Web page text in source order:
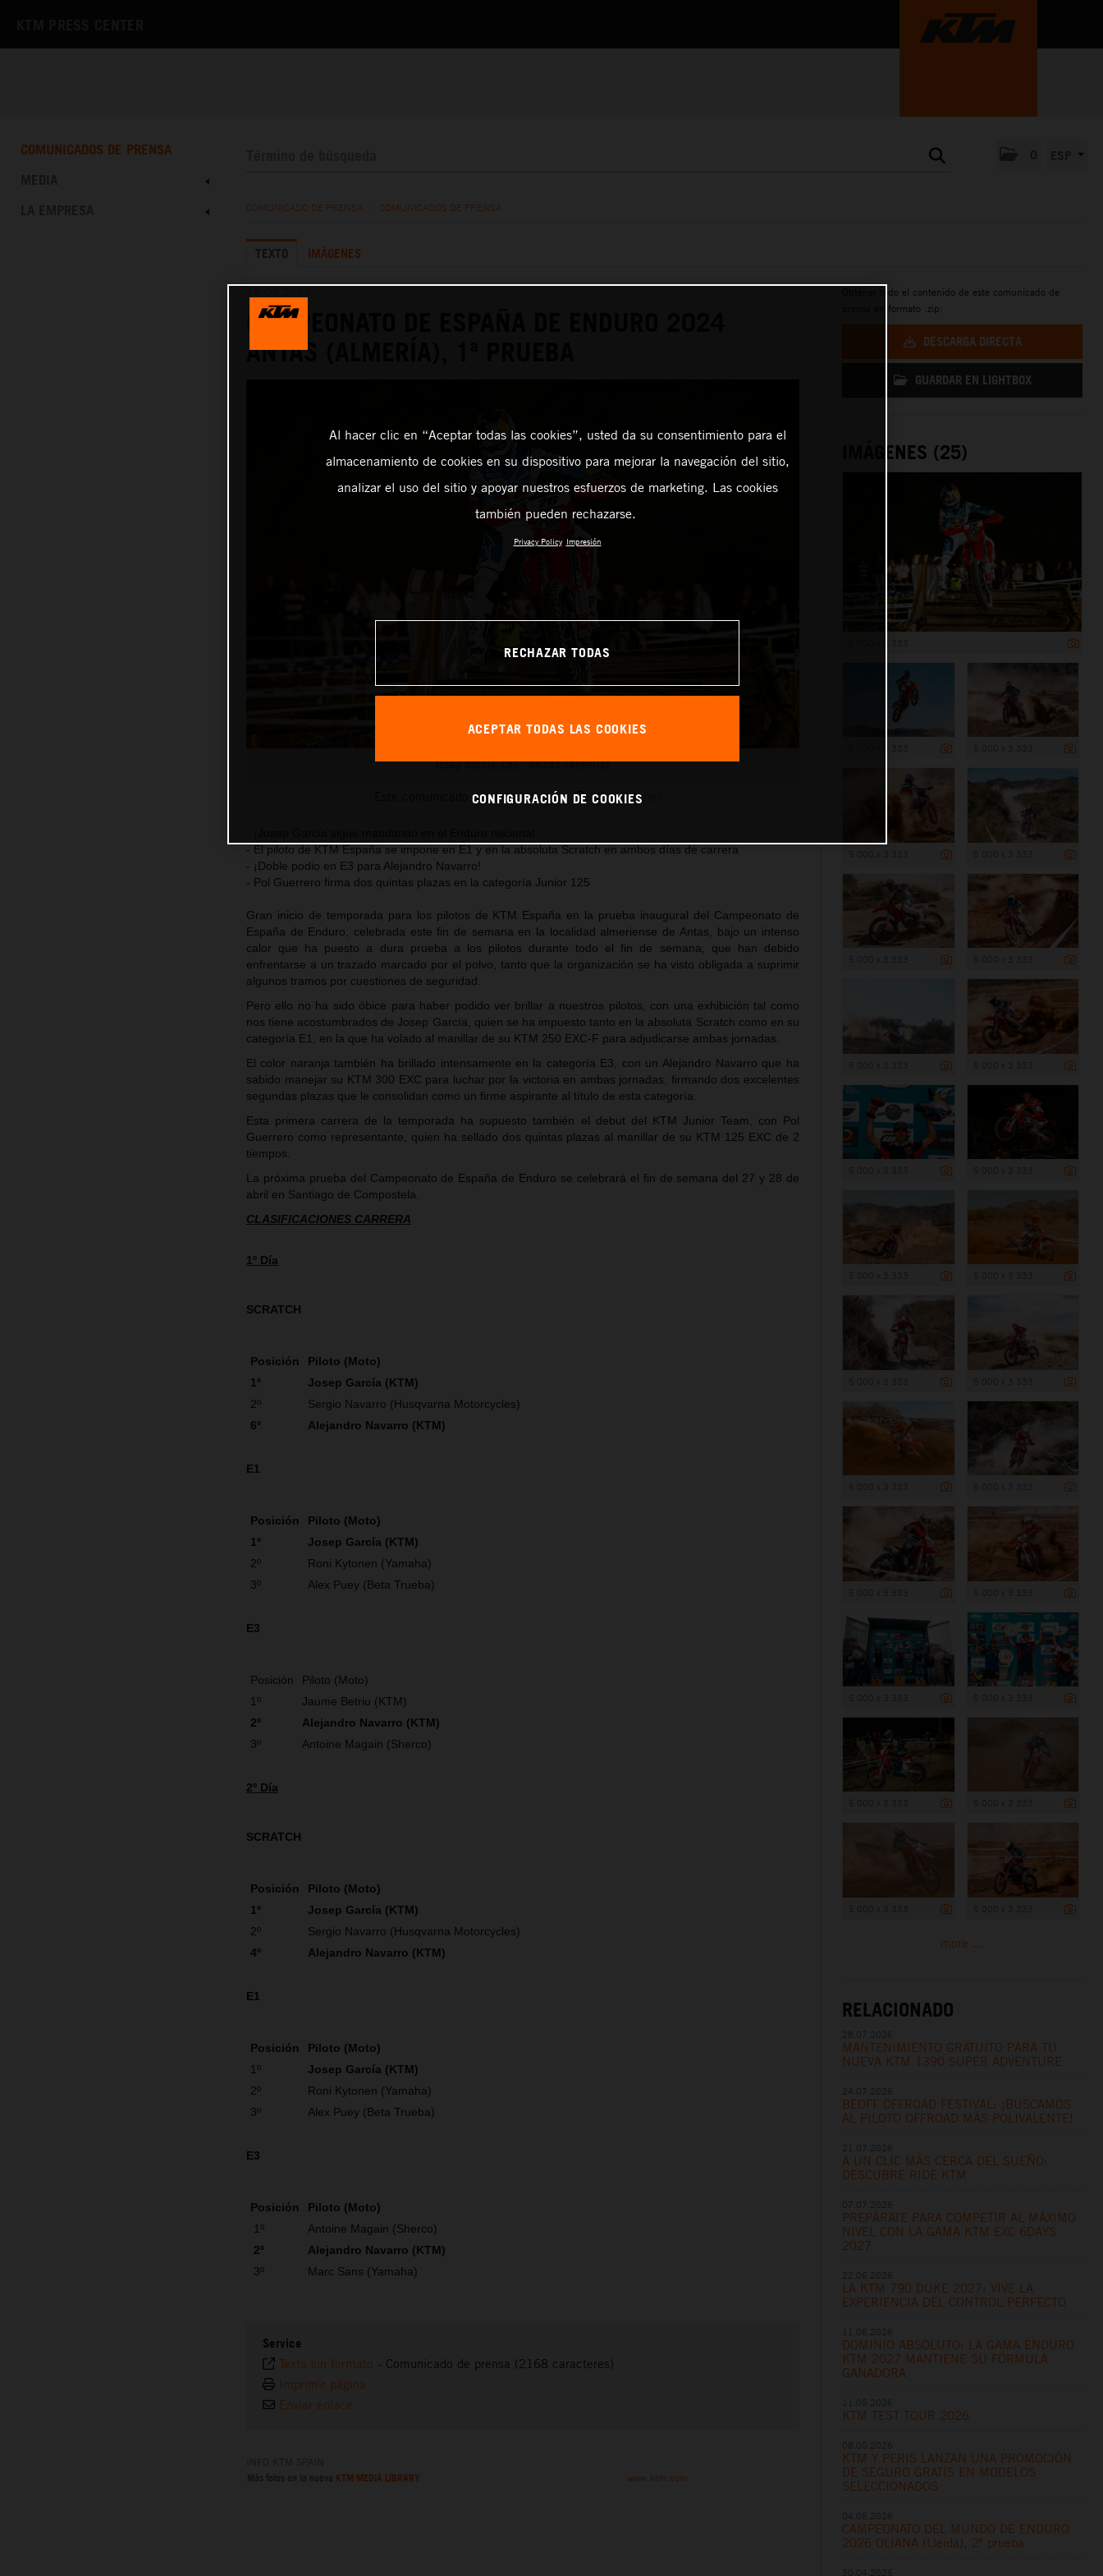
COMUNICADOS DE PRENSA
COMUNICADO DE PRENSA COMUNICADOS DE PRENSA
TEXTO IMÁGENES
CAMPEONATO DE ESPAÑA DE ENDURO 2024
ANTAS (ALMERÍA), 1ª PRUEBA
Josep García_CEE_ ANTAS (Almería)
Este comunicado de prensa tiene: 25 Imágenes
- El piloto de KTM España se impone en E1 y en la absoluta Scratch en ambos días de carrera
- ¡Doble podio en E3 para Alejandro Navarro!
- Pol Guerrero firma dos quintas plazas en la categoría Junior 125
Gran inicio de temporada para los pilotos de KTM España en la prueba inaugural del Campeonato de
España de Enduro, celebrada este fin de semana en la localidad almeriense de Antas, bajo un intenso
calor que ha puesto a dura prueba a los pilotos durante todo el fin de semana, que han debido
enfrentarse a un trazado marcado por el polvo, tanto que la organización se ha visto obligada a suprimir
algunos tramos por cuestiones de seguridad.
Pero ello no ha sido óbice para haber podido ver brillar a nuestros pilotos, con una exhibición tal como
nos tiene acostumbrados de Josep García, quien se ha impuesto tanto en la absoluta Scratch como en su
categoría E1, en la que ha volado al manillar de su KTM 250 EXC-F para adjudicarse ambas jornadas.
El color naranja también ha brillado intensamente en la categoría E3, con un Alejandro Navarro que ha
sabido manejar su KTM 300 EXC para luchar por la victoria en ambas jornadas, firmando dos excelentes
segundas plazas que le consolidan como un firme aspirante al título de esta categoría.
Esta primera carrera de la temporada ha supuesto también el debut del KTM Junior Team, con Pol
Guerrero como representante, quien ha sellado dos quintas plazas al manillar de su KTM 125 EXC de 2
tiempos.
La próxima prueba del Campeonato de España de Enduro se celebrará el fin de semana del 27 y 28 de
abril en Santiago de Compostela.
CLASIFICACIONES CARRERA
1º Día
SCRATCH
Posición
Piloto (Moto)
1º
Josep García (KTM)
2º
Sergio Navarro (Husqvarna Motorcycles)
6º
Alejandro Navarro (KTM)
E1
Posición
Piloto (Moto)
1º
Josep García (KTM)
2º
Roni Kytonen (Yamaha)
3º
Alex Puey (Beta Trueba)
E3
Posición
Piloto (Moto)
1º
Jaume Betriu (KTM)
2º
Alejandro Navarro (KTM)
3º
Antoine Magain (Sherco)
2º Día
SCRATCH
Posición
Piloto (Moto)
1º
Josep García (KTM)
2º
Sergio Navarro (Husqvarna Motorcycles)
4º
Alejandro Navarro (KTM)
E1
Posición
Piloto (Moto)
1º
Josep García (KTM)
2º
Roni Kytonen (Yamaha)
3º
Alex Puey (Beta Trueba)
E3
Posición
Piloto (Moto)
1º
Antoine Magain (Sherco)
2º
Alejandro Navarro (KTM)
3º
Marc Sans (Yamaha)
Service
Texto sin formato - Comunicado de prensa (2168 caracteres)
Imprimir página
Enviar enlace
KTM MEDIA LIBRARY www.ktm.com
Obtener todo el contenido de este comunicado de
prensa en formato .zip:
DESCARGA DIRECTA
GUARDAR EN LIGHTBOX
IMÁGENES (25)
more ...
RELACIONADO
MANTENIMIENTO GRATUITO PARA TU
NUEVA KTM 1390 SUPER ADVENTURE
BEOFF OFFROAD FESTIVAL: ¡BUSCAMOS
AL PILOTO OFFROAD MÁS POLIVALENTE!
A UN CLIC MÁS CERCA DEL SUEÑO:
DESCUBRE RIDE KTM
PREPÁRATE PARA COMPETIR AL MÁXIMO
NIVEL CON LA GAMA KTM EXC 6DAYS
2027
LA KTM 790 DUKE 2027: VIVE LA
EXPERIENCIA DEL CONTROL PERFECTO
DOMINIO ABSOLUTO: LA GAMA ENDURO
KTM 2027 MANTIENE SU FÓRMULA
GANADORA
KTM TEST TOUR 2026
KTM Y PERIS LANZAN UNA PROMOCIÓN
DE SEGURO GRATIS EN MODELOS
SELECCIONADOS
CAMPEONATO DEL MUNDO DE ENDURO
2026 OLIANA (Lleida), 2ª prueba
Al hacer clic en “Aceptar todas las cookies”, usted da su consentimiento para el
almacenamiento de cookies en su dispositivo para mejorar la navegación del sitio,
analizar el uso del sitio y apoyar nuestros esfuerzos de marketing. Las cookies
también pueden rechazarse.
Privacy Policy Impresión
RECHAZAR TODAS
ACEPTAR TODAS LAS COOKIES
CONFIGURACIÓN DE COOKIES